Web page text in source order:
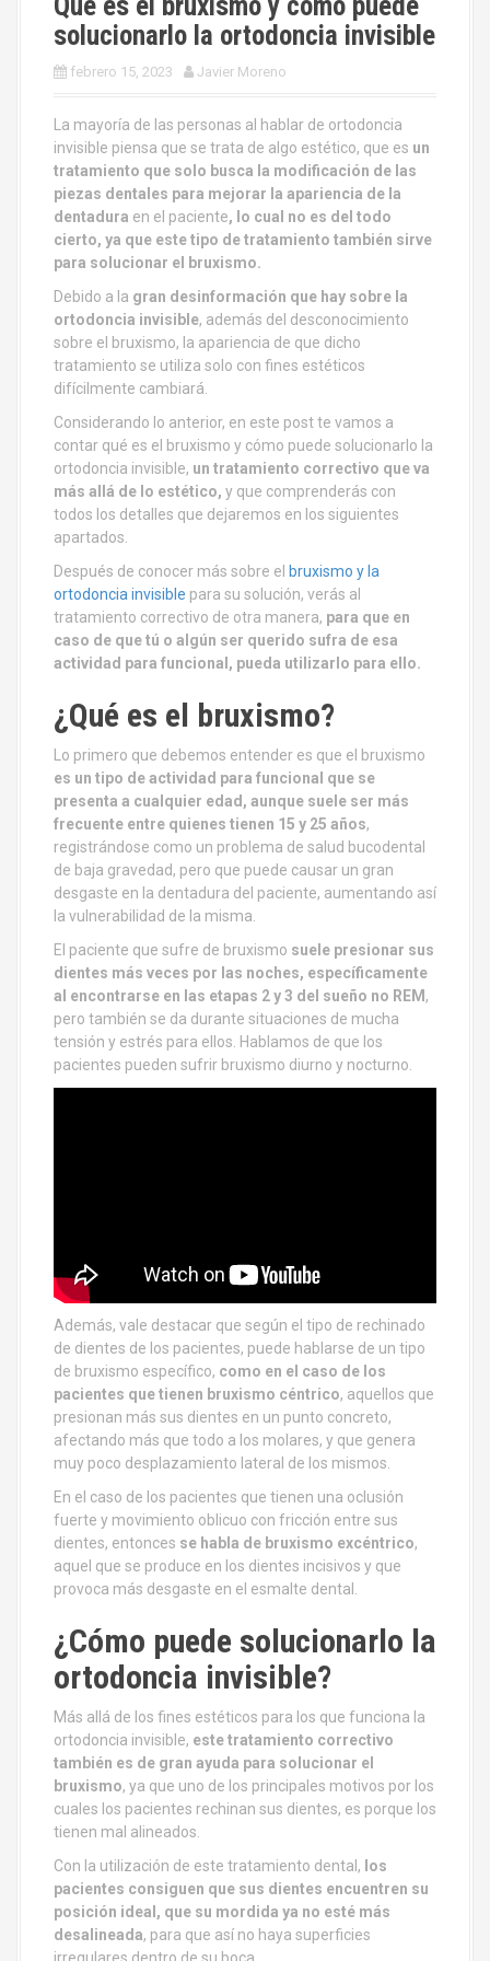
Qué es el bruxismo y cómo puede
solucionarlo la ortodoncia invisible
febrero 15, 2023 Javier Moreno
La mayoría de las personas al hablar de ortodoncia
invisible piensa que se trata de algo estético, que es un
tratamiento que solo busca la modificación de las
piezas dentales para mejorar la apariencia de la
dentadura en el paciente, lo cual no es del todo
cierto, ya que este tipo de tratamiento también sirve
para solucionar el bruxismo.
Debido a la gran desinformación que hay sobre la
ortodoncia invisible, además del desconocimiento
sobre el bruxismo, la apariencia de que dicho
tratamiento se utiliza solo con fines estéticos
difícilmente cambiará.
Considerando lo anterior, en este post te vamos a
contar qué es el bruxismo y cómo puede solucionarlo la
ortodoncia invisible, un tratamiento correctivo que va
más allá de lo estético, y que comprenderás con
todos los detalles que dejaremos en los siguientes
apartados.
Después de conocer más sobre el bruxismo y la
ortodoncia invisible para su solución, verás al
tratamiento correctivo de otra manera, para que en
caso de que tú o algún ser querido sufra de esa
actividad para funcional, pueda utilizarlo para ello.
¿Qué es el bruxismo?
Lo primero que debemos entender es que el bruxismo
es un tipo de actividad para funcional que se
presenta a cualquier edad, aunque suele ser más
frecuente entre quienes tienen 15 y 25 años,
registrándose como un problema de salud bucodental
de baja gravedad, pero que puede causar un gran
desgaste en la dentadura del paciente, aumentando así
la vulnerabilidad de la misma.
El paciente que sufre de bruxismo suele presionar sus
dientes más veces por las noches, específicamente
al encontrarse en las etapas 2 y 3 del sueño no REM ,
pero también se da durante situaciones de mucha
tensión y estrés para ellos. Hablamos de que los
pacientes pueden sufrir bruxismo diurno y nocturno.
Además, vale destacar que según el tipo de rechinado
de dientes de los pacientes, puede hablarse de un tipo
de bruxismo específico, como en el caso de los
pacientes que tienen bruxismo céntrico, aquellos que
presionan más sus dientes en un punto concreto,
afectando más que todo a los molares, y que genera
muy poco desplazamiento lateral de los mismos.
En el caso de los pacientes que tienen una oclusión
fuerte y movimiento oblicuo con fricción entre sus
dientes, entonces se habla de bruxismo excéntrico,
aquel que se produce en los dientes incisivos y que
provoca más desgaste en el esmalte dental.
¿Cómo puede solucionarlo la
ortodoncia invisible?
Más allá de los fines estéticos para los que funciona la
ortodoncia invisible, este tratamiento correctivo
también es de gran ayuda para solucionar el
bruxismo, ya que uno de los principales motivos por los
cuales los pacientes rechinan sus dientes, es porque los
tienen mal alineados.
Con la utilización de este tratamiento dental, los
pacientes consiguen que sus dientes encuentren su
posición ideal, que su mordida ya no esté más
desalineada, para que así no haya superficies